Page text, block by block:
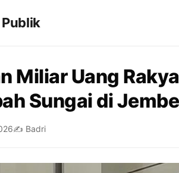
Miliar Uang
Sungai di
✍️ Badri